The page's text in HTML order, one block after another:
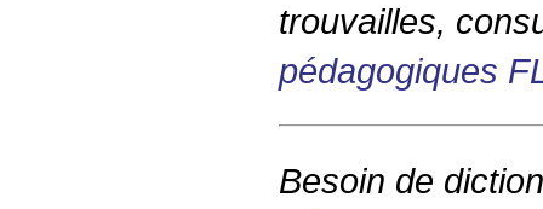
trouvailles,
pédagogiques
Besoin de